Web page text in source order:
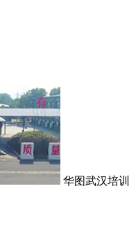
华图武汉培训